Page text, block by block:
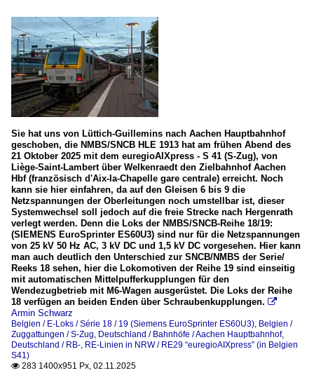
Sie hat uns von Lüttich-Guillemins nach Aachen Hauptbahnhof
geschoben, die NMBS/SNCB HLE 1913 hat am frühen Abend des
21 Oktober 2025 mit dem euregioAIXpress - S 41 (S-Zug), von
Liège-Saint-Lambert über Welkenraedt den Zielbahnhof Aachen
Hbf (französisch d'Aix-la-Chapelle gare centrale) erreicht. Noch
kann sie hier einfahren, da auf den Gleisen 6 bis 9 die
Netzspannungen der Oberleitungen noch umstellbar ist, dieser
Systemwechsel soll jedoch auf die freie Strecke nach Hergenrath
verlegt werden. Denn die Loks der NMBS/SNCB-Reihe 18/19:
(SIEMENS EuroSprinter ES60U3) sind nur für die Netzspannungen
von 25 kV 50 Hz AC, 3 kV DC und 1,5 kV DC vorgesehen. Hier kann
man auch deutlich den Unterschied zur SNCB/NMBS der Serie/
Reeks 18 sehen, hier die Lokomotiven der Reihe 19 sind einseitig
mit automatischen Mittelpufferkupplungen für den
Wendezugbetrieb mit M6-Wagen ausgerüstet. Die Loks der Reihe
18 verfügen an beiden Enden über Schraubenkupplungen. 
Armin Schwarz
Belgien / E-Loks / Série 18 / 19 (Siemens EuroSprinter ES60U3), Belgien /
Zuggattungen / S-Zug, Deutschland / Bahnhöfe / Aachen Hauptbahnhof,
Deutschland / RB-, RE-Linien in NRW / RE29 “euregioAIXpress” (in Belgien
S41)
 283 1400x951 Px, 02.11.2025